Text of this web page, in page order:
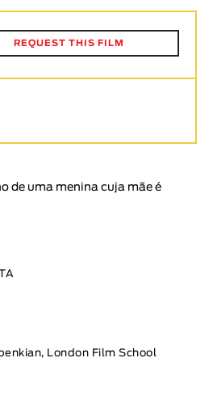
REQUEST THIS FILM
de uma menina cuja mãe é
London Film School